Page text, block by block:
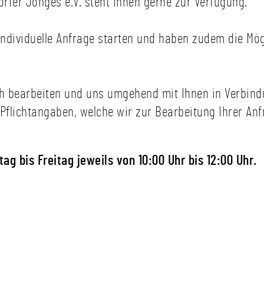
Anfrage starten und haben zudem die
und uns umgehend mit Ihnen in
welche wir zur Bearbeitung Ihrer
bis Freitag jeweils von 10:00 Uhr bis 12:00 Uhr.